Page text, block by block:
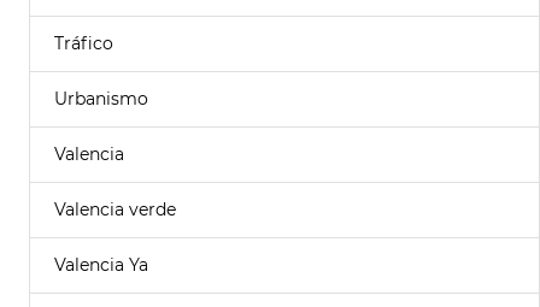
Tráfico
Urbanismo
Valencia
Valencia verde
Valencia Ya